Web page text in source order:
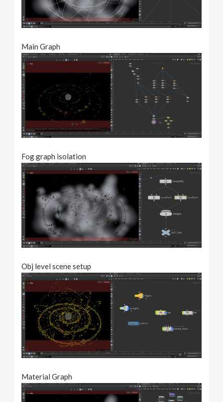
Main Graph
Fog graph isolation
Obj level scene setup
Material Graph